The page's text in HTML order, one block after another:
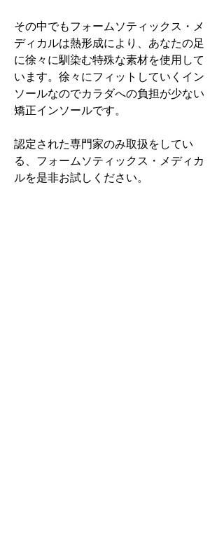
その中でもフォームソティックス・メ
ディカルは熱形成により、あなたの足
に徐々に馴染む特殊な素材を使用して
います。徐々にフィットしていくイン
ソールなのでカラダへの負担が少ない
矯正インソールです。
認定された専門家のみ取扱をしてい
る、フォームソティックス・メディカ
ルを是非お試しください。